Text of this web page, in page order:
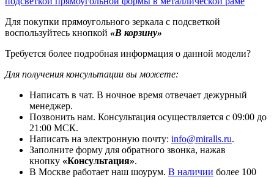
Для покупки прямоугольного зеркала с подсветкой
воспользуйтесь кнопкой «В корзину»
Требуется более подробная информация о данной модели?
Для получения консультации вы можете:
Написать в чат. В ночное время отвечает дежурный
менеджер.
Позвонить нам. Консультация осуществляется с 09:00 до
21:00 МСК.
Написать на электронную почту: info@miralls.ru.
Заполните форму для обратного звонка, нажав
кнопку «Консультация».
В Москве работает наш шоурум. В наличии более 100